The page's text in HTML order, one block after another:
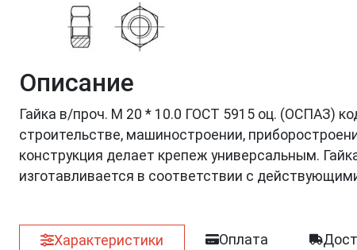
Описание
Гайка в/проч. M 20 * 10.0 ГОСТ 5915 оц. (ОСПАЗ)
строительстве, машиностроении,
конструкция делает крепеж универсальным.
изготавливается в соответствии с
Характеристики Оплата